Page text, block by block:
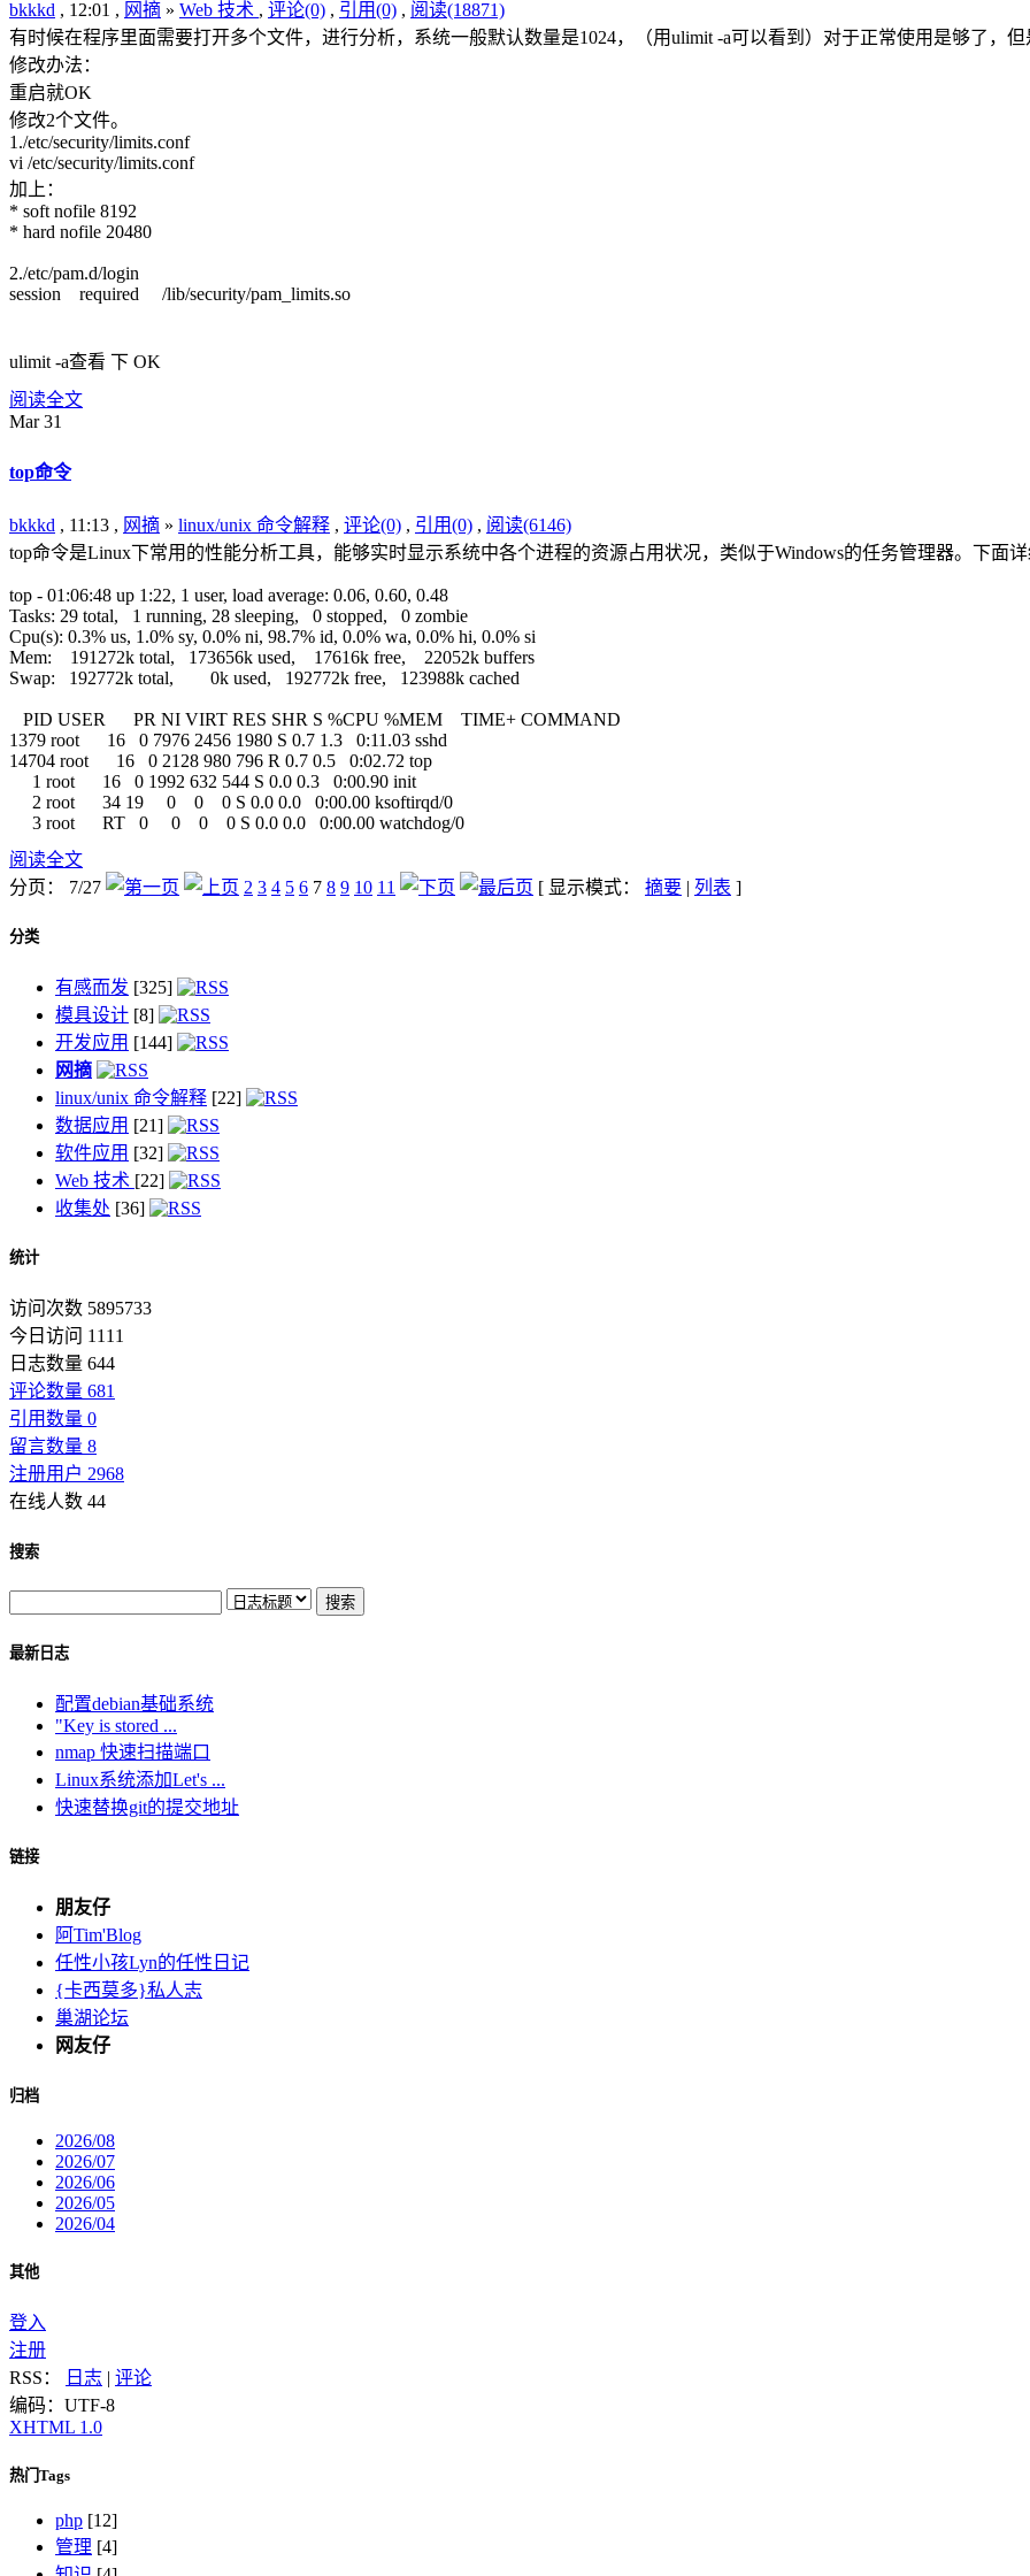
bkkkd , 12:01 , 网摘 » Web 技术 , 评论(0) , 引用(0) , 阅读(18871)
有时候在程序里面需要打开多个文件，进行分析，系统一般默认数量是1024，（用ulimit -a可以看到）对于正常使用是够了，但
修改办法：
重启就OK
修改2个文件。
1./etc/security/limits.conf
vi /etc/security/limits.conf
加上：
* soft nofile 8192
* hard nofile 20480
2./etc/pam.d/login
session required /lib/security/pam_limits.so
ulimit -a查看 下 OK
阅读全文
Mar 31
top命令
bkkkd , 11:13 , 网摘 » linux/unix 命令解释 , 评论(0) , 引用(0) , 阅读(6146)
top命令是Linux下常用的性能分析工具，能够实时显示系统中各个进程的资源占用状况，类似于Windows的任务管理器。下面详
top - 01:06:48 up 1:22, 1 user, load average: 0.06, 0.60, 0.48
Tasks: 29 total, 1 running, 28 sleeping, 0 stopped, 0 zombie
Cpu(s): 0.3% us, 1.0% sy, 0.0% ni, 98.7% id, 0.0% wa, 0.0% hi, 0.0% si
Mem: 191272k total, 173656k used, 17616k free, 22052k buffers
Swap: 192772k total, 0k used, 192772k free, 123988k cached
PID USER PR NI VIRT RES SHR S %CPU %MEM TIME+ COMMAND
1379 root 16 0 7976 2456 1980 S 0.7 1.3 0:11.03 sshd
14704 root 16 0 2128 980 796 R 0.7 0.5 0:02.72 top
1 root 16 0 1992 632 544 S 0.0 0.3 0:00.90 init
2 root 34 19 0 0 0 S 0.0 0.0 0:00.00 ksoftirqd/0
3 root RT 0 0 0 0 S 0.0 0.0 0:00.00 watchdog/0
阅读全文
分页： 7/27
2 3 4 5 6 7 8 9 10 11 [ 显示模式： 摘要 | 列表 ]
分类
有感而发 [325]
模具设计 [8]
开发应用 [144]
网摘
linux/unix 命令解释 [22]
数据应用 [21]
软件应用 [32]
Web 技术 [22]
收集处 [36]
统计
访问次数 5895733
今日访问 1111
日志数量 644
评论数量 681
引用数量 0
留言数量 8
注册用户 2968
在线人数 44
搜索
最新日志
配置debian基础系统
"Key is stored ...
nmap 快速扫描端口
Linux系统添加Let's ...
快速替换git的提交地址
链接
朋友仔
阿Tim'Blog
任性小孩Lyn的任性日记
{卡西莫多}私人志
巢湖论坛
网友仔
归档
2026/08
2026/07
2026/06
2026/05
2026/04
其他
登入
注册
RSS：
日志 | 评论
编码：UTF-8
XHTML 1.0
热门Tags
php [12]
管理 [4]